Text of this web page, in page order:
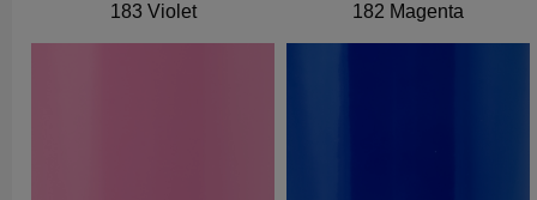
183 Violet 182 Magenta